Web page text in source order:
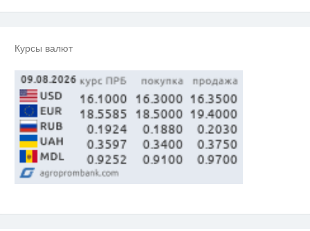
Курсы валют
призналась, чем ее
разочаровала Москва